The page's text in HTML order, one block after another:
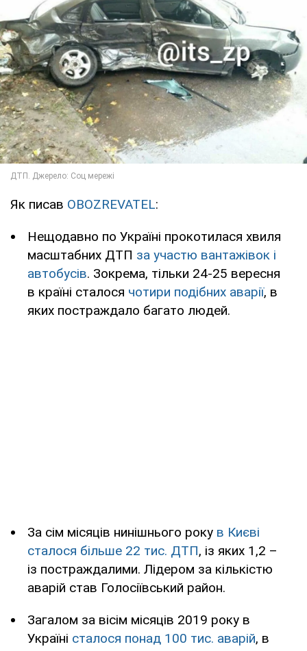
Як писав OBOZREVATEL:
Нещодавно по Україні прокотилася хвиля
масштабних ДТП за участю вантажівок і
автобусів. Зокрема, тільки 24-25 вересня
в країні сталося чотири подібних аварії, в
яких постраждало багато людей.
За сім місяців нинішнього року в Києві
сталося більше 22 тис. ДТП, із яких 1,2 –
із постраждалими. Лідером за кількістю
аварій став Голосіївський район.
Загалом за вісім місяців 2019 року в
Україні сталося понад 100 тис. аварій, в